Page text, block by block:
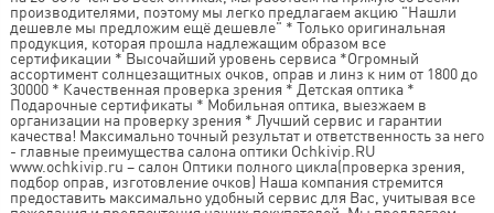
производителями, поэтому мы легко предлагаем акцию "Нашли
дешевле мы предложим ещё дешевле" * Только оригинальная
продукция, которая прошла надлежащим образом все
сертификации * Высочайший уровень сервиса *Огромный
ассортимент солнцезащитных очков, оправ и линз к ним от 1800 до
30000 * Качественная проверка зрения * Детская оптика *
Подарочные сертификаты * Мобильная оптика, выезжаем в
организации на проверку зрения * Лучший сервис и гарантии
качества! Максимально точный результат и ответственность за него
- главные преимущества салона оптики Ochkivip.RU
www.ochkivip.ru – салон Оптики полного цикла(проверка зрения,
подбор оправ, изготовление очков) Наша компания стремится
предоставить максимально удобный сервис для Вас, учитывая все